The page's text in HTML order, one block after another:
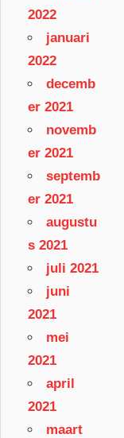
2022
januari
2022
decemb
er 2021
novemb
er 2021
septemb
er 2021
augustu
s 2021
juli 2021
juni
2021
mei
2021
april
2021
maart